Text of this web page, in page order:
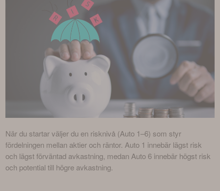
När du startar väljer du en risknivå (Auto 1–6) som styr
fördelningen mellan aktier och räntor. Auto 1 innebär lägst risk
och lägst förväntad avkastning, medan Auto 6 innebär högst risk
och potential till högre avkastning.